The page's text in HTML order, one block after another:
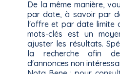
De la même manière,
par date, à savoir par
l'offre et par date limite
mots-clés est un
ajuster les résultats.
la recherche afin
d'annonces non